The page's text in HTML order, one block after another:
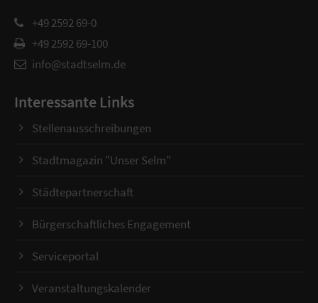
+49 2592 69-0
+49 2592 69-100
info@stadtselm.de
Interessante Links
Stellenausschreibungen
Stadtmagazin "Unser Selm"
Städtepartnerschaft
Bürgerschaftliches Engagement
Serviceportal
Veranstaltungskalender